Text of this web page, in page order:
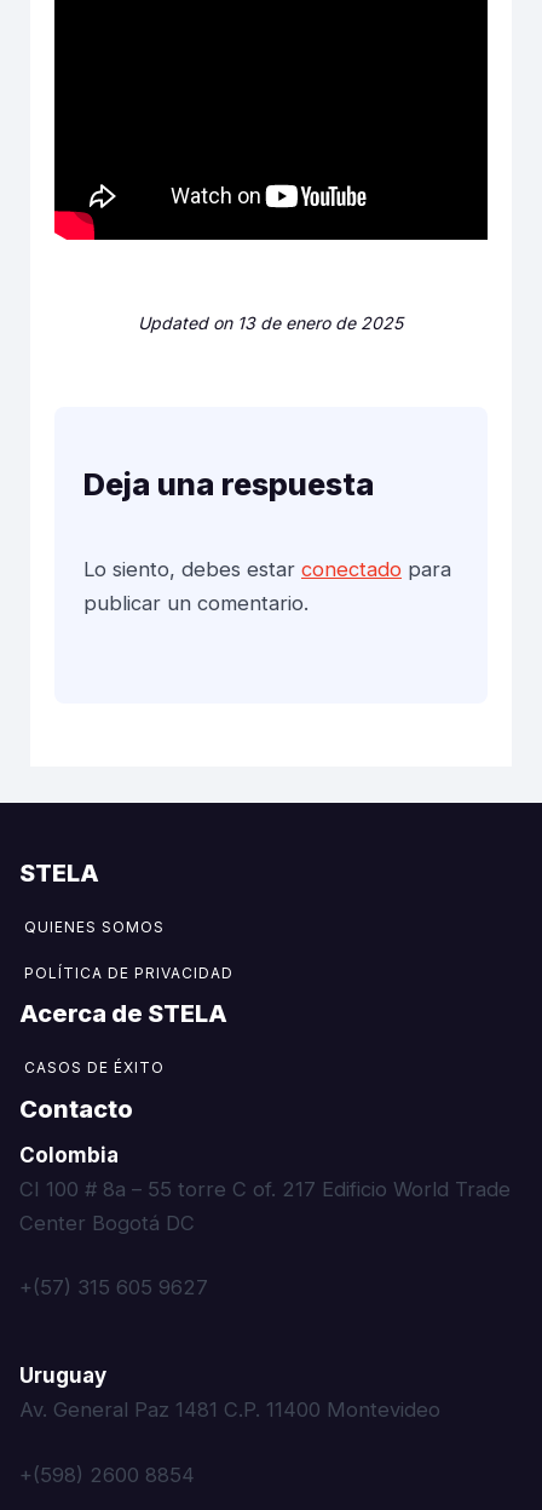
Updated on 13 de enero de 2025
Deja una respuesta
Lo siento, debes estar conectado para
publicar un comentario.
STELA
QUIENES SOMOS
POLÍTICA DE PRIVACIDAD
Acerca de STELA​
CASOS DE ÉXITO
Contacto
Colombia
CI 100 # 8a – 55 torre C of. 217 Edificio World Trade
Center Bogotá DC
+(57) 315 605 9627
Uruguay
Av. General Paz 1481 C.P. 11400 Montevideo
+(598) 2600 8854